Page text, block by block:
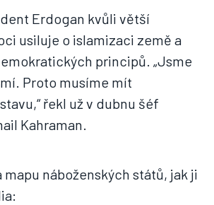
Erdogan kvůli větší
usiluje o islamizaci země a
principů. „Jsme
Proto musíme mít
řekl už v dubnu šéf
Kahraman.
mapu náboženských států, jak ji